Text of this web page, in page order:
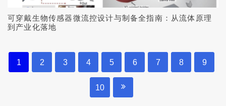
可穿戴生物传感器微流控设计与制备全指南：从流体原理
到产业化落地
1 2 3 4 5 6 7 8 9
10